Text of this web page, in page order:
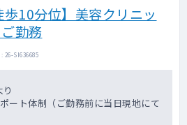
歩10分位】美容クリニッ
勤務
26-SI636685
ート体制（ご勤務前に当日現地にて